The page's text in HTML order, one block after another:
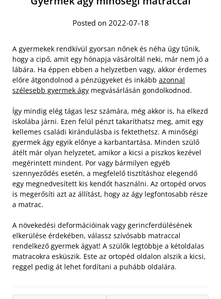
Posted on 2022-07-18
A gyermekek rendkívül gyorsan nőnek és néha úgy tűnik,
hogy a cipő, amit egy hónapja vásároltál neki, már nem jó a
lábára. Ha éppen ebben a helyzetben vagy, akkor érdemes
előre átgondolnod a pénzügyeket és inkább azonnal
szélesebb gyermek ágy megvásárlásán gondolkodnod.
Így mindig elég tágas lesz számára, még akkor is, ha elkezd
iskolába járni. Ezen felül pénzt takaríthatsz meg, amit egy
kellemes családi kirándulásba is fektethetsz. A minőségi
gyermek ágy egyik előnye a karbantartása. Minden szülő
átélt már olyan helyzetet, amikor a kicsi a piszkos kezével
megérintett mindent. Por vagy bármilyen egyéb
szennyeződés esetén, a megfelelő tisztításhoz elegendő
egy megnedvesített kis kendőt használni. Az ortopéd orvos
is megerősíti azt az állítást, hogy az ágy legfontosabb része
a matrac.
A növekedési deformációinak vagy gerincferdülésének
elkerülése érdekében, válassz szívósabb matraccal
rendelkező gyermek ágyat! A szülők legtöbbje a kétoldalas
matracokra esküszik. Este az ortopéd oldalon alszik a kicsi,
reggel pedig át lehet fordítani a puhább oldalára.